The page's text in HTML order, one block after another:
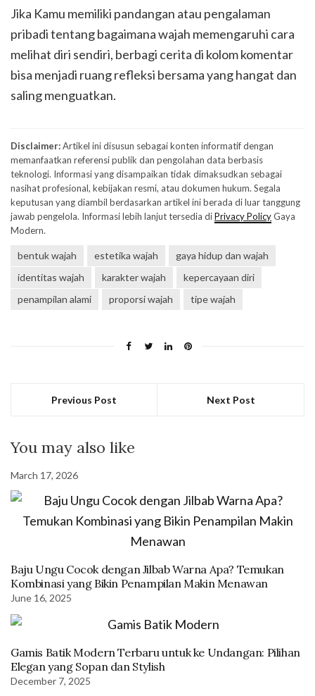
Jika Kamu memiliki pandangan atau pengalaman
pribadi tentang bagaimana wajah memengaruhi cara
melihat diri sendiri, berbagi cerita di kolom komentar
bisa menjadi ruang refleksi bersama yang hangat dan
saling menguatkan.
Disclaimer:Artikel ini disusun sebagai konten informatif dengan
memanfaatkan referensi publik dan pengolahan data berbasis
teknologi. Informasi yang disampaikan tidak dimaksudkan sebagai
nasihat profesional, kebijakan resmi, atau dokumen hukum. Segala
keputusan yang diambil berdasarkan artikel ini berada di luar tanggung
jawab pengelola. Informasi lebih lanjut tersedia diPrivacy PolicyGaya
Modern.
bentuk wajah estetika wajah
gaya hidup dan wajah
identitas wajah
karakter wajah
kepercayaan diri
penampilan alami
proporsi wajah tipe wajah
Previous Post Next Post
You may also like
March 17, 2026
Baju Ungu Cocok dengan Jilbab Warna Apa? Temukan
Kombinasi yang Bikin Penampilan Makin Menawan
June 16, 2025
Gamis Batik Modern Terbaru untuk ke Undangan: Pilihan
Elegan yang Sopan dan Stylish
December 7, 2025